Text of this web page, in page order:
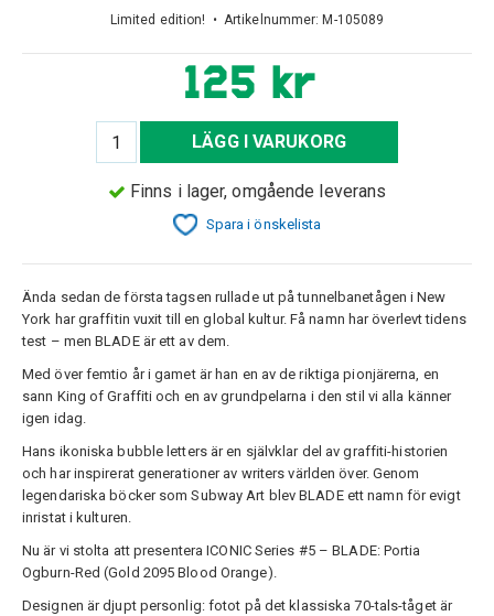
Limited edition! • Artikelnummer: M-105089
125 kr
LÄGG I VARUKORG
Finns i lager, omgående leverans
Spara i önskelista
Ända sedan de första tagsen rullade ut på tunnelbanetågen i New
York har graffitin vuxit till en global kultur. Få namn har överlevt tidens
test – men BLADE är ett av dem.
Med över femtio år i gamet är han en av de riktiga pionjärerna, en
sann King of Graffiti och en av grundpelarna i den stil vi alla känner
igen idag.
Hans ikoniska bubble letters är en självklar del av graffiti-historien
och har inspirerat generationer av writers världen över. Genom
legendariska böcker som Subway Art blev BLADE ett namn för evigt
inristat i kulturen.
Nu är vi stolta att presentera ICONIC Series #5 – BLADE: Portia
Ogburn-Red (Gold 2095 Blood Orange).
Designen är djupt personlig: fotot på det klassiska 70-tals-tåget är